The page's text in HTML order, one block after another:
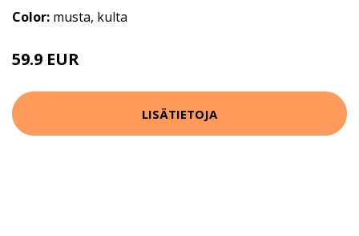
Color: musta, kulta
59.9 EUR
LISÄTIETOJA